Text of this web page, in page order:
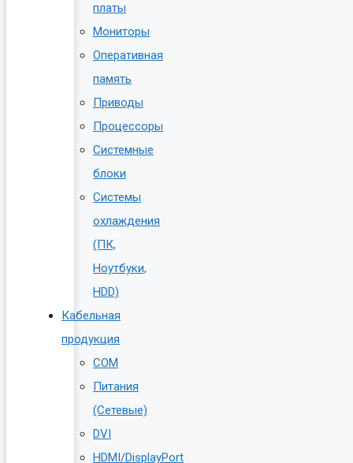
платы
Мониторы
Оперативная
память
Приводы
Процессоры
Системные
блоки
Системы
охлаждения
(ПК,
Ноутбуки,
HDD)
Кабельная
продукция
COM
Питания
(Сетевые)
DVI
HDMI/DisplayPort